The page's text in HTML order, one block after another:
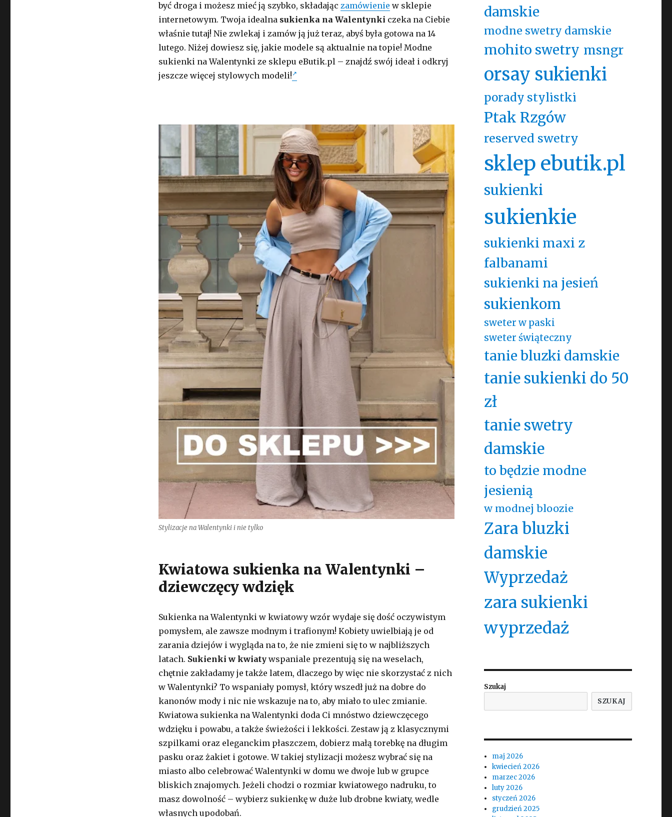
być droga i możesz mieć ją szybko, składając zamówienie w sklepie
internetowym. Twoja idealna sukienka na Walentynki czeka na Ciebie
właśnie tutaj! Nie zwlekaj i zamów ją już teraz, abyś była gotowa na 14
lutego. Niżej dowiesz się, jakie modele są aktualnie na topie! Modne
sukienki na Walentynki ze sklepu eButik.pl – znajdź swój ideał i odkryj
jeszcze więcej stylowych modeli!
Stylizacje na Walentynki i nie tylko
Kwiatowa sukienka na Walentynki –
dziewczęcy wdzięk
Sukienka na Walentynki w kwiatowy wzór wydaje się dość oczywistym
pomysłem, ale zawsze modnym i trafionym! Kobiety uwielbiają je od
zarania dziejów i wygląda na to, że nie zmieni się to w najbliższych
latach. Sukienki w kwiatywspaniale prezentują się na weselach,
chętnie zakładamy je także latem, dlaczego by więc nie skorzystać z nich
w Walentynki? To wspaniały pomysł, który wszedł już na dobre do
kanonów mody i nic nie wskazuje na to, aby miało to ulec zmianie.
Kwiatowa sukienka na Walentynki doda Ci mnóstwo dziewczęcego
wdzięku i powabu, a także świeżości i lekkości. Zestaw ją z klasycznymi
szpilkami oraz eleganckim płaszczem, dobierz małą torebkę na długim
pasku oraz żakiet i gotowe. W takiej stylizacji możesz wybrać się na
miasto albo celebrować Walentynki w domu we dwoje lub w grupce
bliskich znajomych. Jeżeli chodzi o rozmiar kwiatowego nadruku, to
masz dowolność – wybierz sukienkę w duże lub drobne kwiaty, wedle
własnych upodobań.
damskie
modne swetry damskie
mohito swetry msngr
orsay sukienki
porady stylistki
Ptak Rzgów
reserved swetry
sklep ebutik.pl
sukienki
sukienkie
sukienki maxi z
falbanami
sukienki na jesień
sukienkom
sweter w paski
sweter świąteczny
tanie bluzki damskie
tanie sukienki do 50
zł
tanie swetry
damskie
to będzie modne
jesienią
w modnej bloozie
Zara bluzki
damskie
Wyprzedaż
zara sukienki
wyprzedaż
Szukaj
SZUKAJ
maj 2026
kwiecień 2026
marzec 2026
luty 2026
styczeń 2026
grudzień 2025